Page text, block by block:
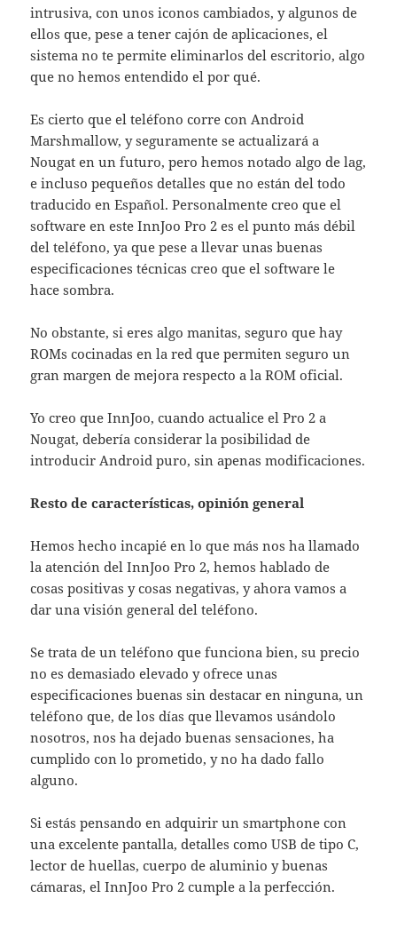
intrusiva, con unos iconos cambiados, y algunos de
ellos que, pese a tener cajón de aplicaciones, el
sistema no te permite eliminarlos del escritorio, algo
que no hemos entendido el por qué.
Es cierto que el teléfono corre con Android
Marshmallow, y seguramente se actualizará a
Nougat en un futuro, pero hemos notado algo de lag,
e incluso pequeños detalles que no están del todo
traducido en Español. Personalmente creo que el
software en este InnJoo Pro 2 es el punto más débil
del teléfono, ya que pese a llevar unas buenas
especificaciones técnicas creo que el software le
hace sombra.
No obstante, si eres algo manitas, seguro que hay
ROMs cocinadas en la red que permiten seguro un
gran margen de mejora respecto a la ROM oficial.
Yo creo que InnJoo, cuando actualice el Pro 2 a
Nougat, debería considerar la posibilidad de
introducir Android puro, sin apenas modificaciones.
Resto de características, opinión general
Hemos hecho incapié en lo que más nos ha llamado
la atención del InnJoo Pro 2, hemos hablado de
cosas positivas y cosas negativas, y ahora vamos a
dar una visión general del teléfono.
Se trata de un teléfono que funciona bien, su precio
no es demasiado elevado y ofrece unas
especificaciones buenas sin destacar en ninguna, un
teléfono que, de los días que llevamos usándolo
nosotros, nos ha dejado buenas sensaciones, ha
cumplido con lo prometido, y no ha dado fallo
alguno.
Si estás pensando en adquirir un smartphone con
una excelente pantalla, detalles como USB de tipo C,
lector de huellas, cuerpo de aluminio y buenas
cámaras, el InnJoo Pro 2 cumple a la perfección.